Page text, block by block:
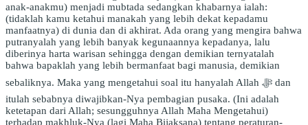
anak-anakmu) menjadi mubtada sedangkan khabarnya ialah:
(tidaklah kamu ketahui manakah yang lebih dekat kepadamu
manfaatnya) di dunia dan di akhirat. Ada orang yang mengira bahwa
putranyalah yang lebih banyak kegunaannya kepadanya, lalu
diberinya harta warisan sehingga dengan demikian ternyatalah
bahwa bapaklah yang lebih bermanfaat bagi manusia, demikian
sebaliknya. Maka yang mengetahui soal itu hanyalah Allah ﷻ dan
itulah sebabnya diwajibkan-Nya pembagian pusaka. (Ini adalah
ketetapan dari Allah; sesungguhnya Allah Maha Mengetahui)
terhadap makhluk-Nya (lagi Maha Bijaksana) tentang peraturan-